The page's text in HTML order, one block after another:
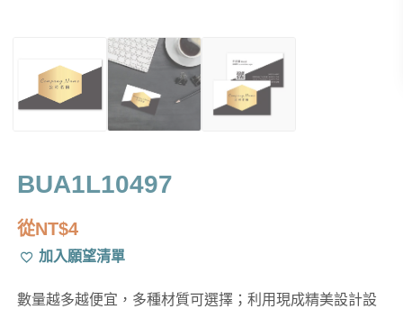
BUA1L10497
從NT$4
加入願望清單
數量越多越便宜，多種材質可選擇；利用現成精美設計設